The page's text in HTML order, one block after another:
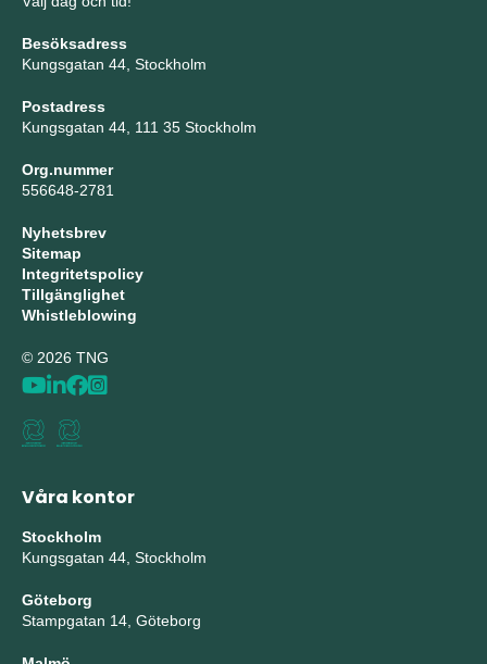
Besöksadress
Kungsgatan 44, Stockholm
Postadress
Kungsgatan 44, 111 35 Stockholm
Org.nummer
556648-2781
Nyhetsbrev
Sitemap
Integritetspolicy
Tillgänglighet
Whistleblowing
© 2026 TNG
Våra kontor
Stockholm
Kungsgatan 44, Stockholm
Göteborg
Stampgatan 14, Göteborg